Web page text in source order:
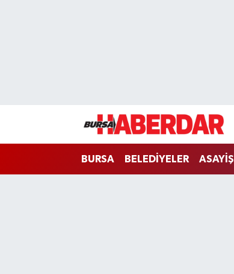
BURSA BELEDİYELER ASAYİŞ
Tüm Manşetler